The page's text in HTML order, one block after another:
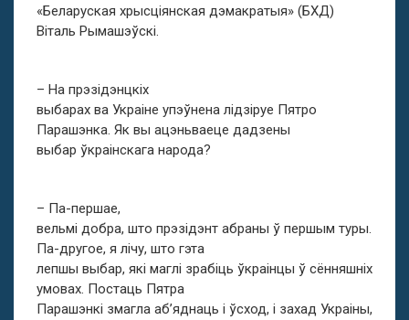
«Беларуская хрысціянская дэмакратыя» (БХД)
Віталь Рымашэўскі.
– На прэзідэнцкіх
выбарах ва Украіне упэўнена лідзіруе Пятро
Парашэнка. Як вы ацэньваеце дадзены
выбар ўкраінскага народа?
– Па-першае,
вельмі добра, што прэзідэнт абраны ў першым туры.
Па-другое, я лічу, што гэта
лепшы выбар, які маглі зрабіць ўкраінцы ў сённяшніх
умовах. Постаць Пятра
Парашэнкі змагла аб’яднаць і ўсход, і захад Украіны,